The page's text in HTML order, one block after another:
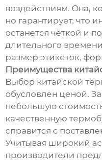
воздействиям. Она,
но гарантирует, что
останется чёткой и
длительного
размер этикеток,
Преимущества
Выбор китайской
обусловлен ценой.
небольшую
качественную
справится с
Учитывая широкий
производители